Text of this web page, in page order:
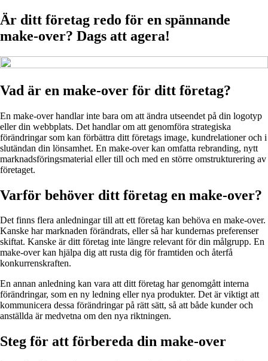
Är ditt företag redo för en spännande
make-over? Dags att agera!
Vad är en make-over för ditt företag?
En make-over handlar inte bara om att ändra utseendet på din logotyp
eller din webbplats. Det handlar om att genomföra strategiska
förändringar som kan förbättra ditt företags image, kundrelationer och i
slutändan din lönsamhet. En make-over kan omfatta rebranding, nytt
marknadsföringsmaterial eller till och med en större omstrukturering av
företaget.
Varför behöver ditt företag en make-over?
Det finns flera anledningar till att ett företag kan behöva en make-over.
Kanske har marknaden förändrats, eller så har kundernas preferenser
skiftat. Kanske är ditt företag inte längre relevant för din målgrupp. En
make-over kan hjälpa dig att rusta dig för framtiden och återfå
konkurrenskraften.
En annan anledning kan vara att ditt företag har genomgått interna
förändringar, som en ny ledning eller nya produkter. Det är viktigt att
kommunicera dessa förändringar på rätt sätt, så att både kunder och
anställda är medvetna om den nya riktningen.
Steg för att förbereda din make-over